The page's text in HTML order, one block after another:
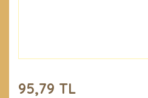
95,79 TL